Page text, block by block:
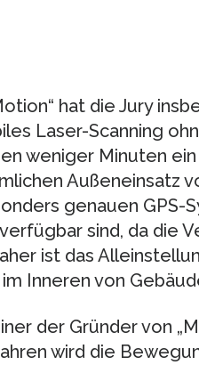
hat die Jury
Laser-Scanning
weniger Minuten
Außeneinsatz
genauen GPS-
sind, da die
ist das
Inneren von
der Gründer von
wird die